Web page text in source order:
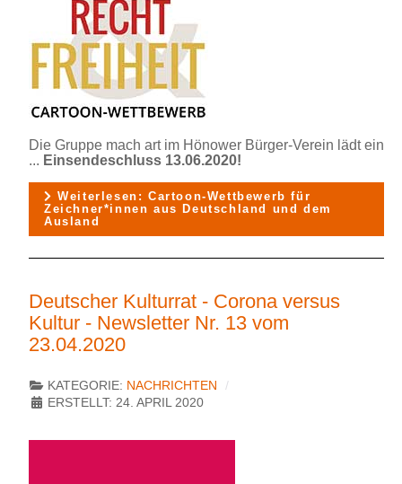
Die Gruppe mach art im Hönower Bürger-Verein lädt ein
... Einsendeschluss 13.06.2020!
Weiterlesen: Cartoon-Wettbewerb für
Zeichner*innen aus Deutschland und dem
Ausland
Deutscher Kulturrat - Corona versus
Kultur - Newsletter Nr. 13 vom
23.04.2020
KATEGORIE: NACHRICHTEN
ERSTELLT: 24. APRIL 2020